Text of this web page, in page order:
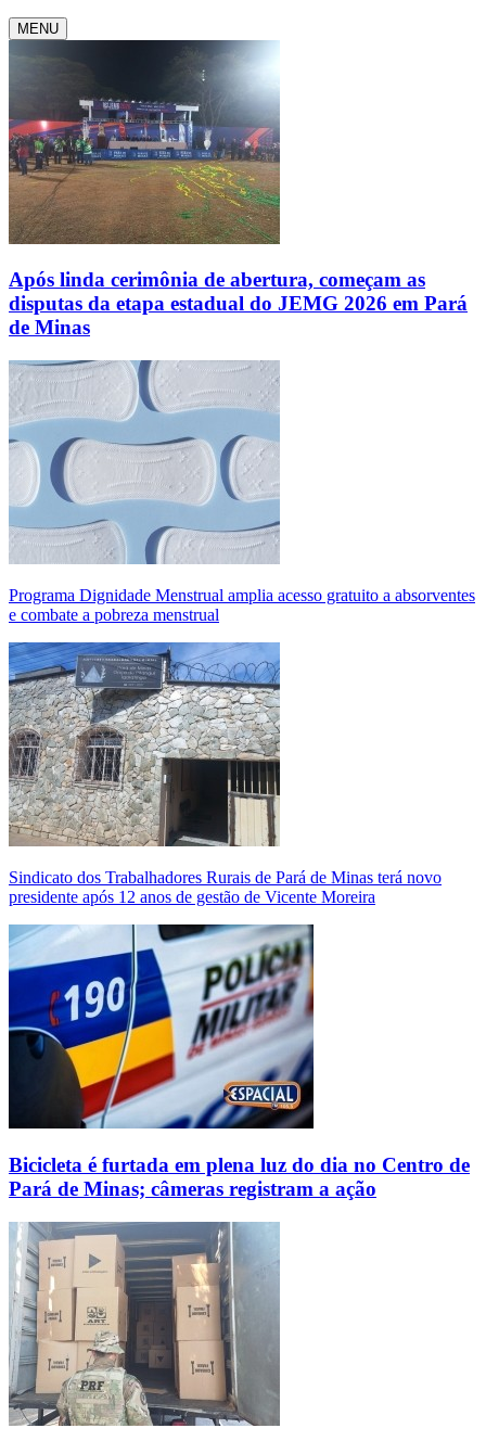
MENU
Após linda cerimônia de abertura, começam as
disputas da etapa estadual do JEMG 2026 em Pará
de Minas
Programa Dignidade Menstrual amplia acesso gratuito a absorventes
e combate a pobreza menstrual
Sindicato dos Trabalhadores Rurais de Pará de Minas terá novo
presidente após 12 anos de gestão de Vicente Moreira
Bicicleta é furtada em plena luz do dia no Centro de
Pará de Minas; câmeras registram a ação